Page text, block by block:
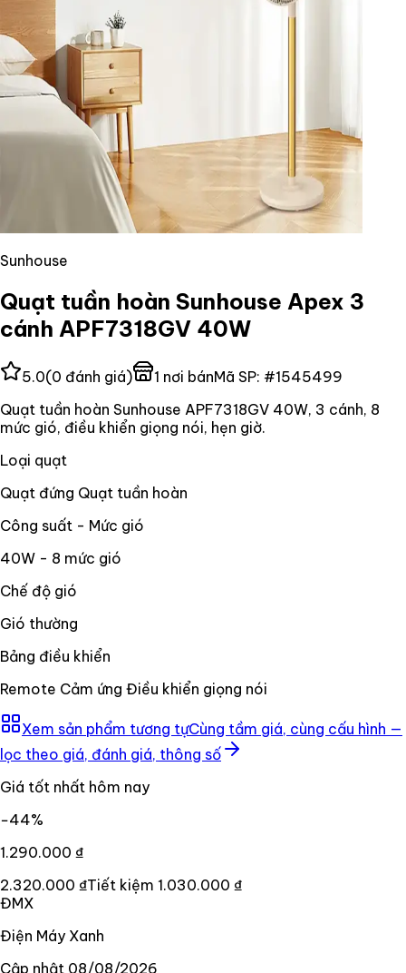
Sunhouse
Quạt tuần hoàn Sunhouse Apex 3
cánh APF7318GV 40W
5.0(0 đánh giá) 1 nơi bánMã SP: #1545499
Quạt tuần hoàn Sunhouse APF7318GV 40W, 3 cánh, 8
mức gió, điều khiển giọng nói, hẹn giờ.
Loại quạt
Quạt đứng Quạt tuần hoàn
Công suất - Mức gió
40W - 8 mức gió
Chế độ gió
Gió thường
Bảng điều khiển
Remote Cảm ứng Điều khiển giọng nói
Xem sản phẩm tương tựCùng tầm giá, cùng cấu hình —
lọc theo giá, đánh giá, thông số
Giá tốt nhất hôm nay
−44%
1.290.000 ₫
2.320.000 ₫Tiết kiệm 1.030.000 ₫
ĐMX
Điện Máy Xanh
Cập nhật 08/08/2026